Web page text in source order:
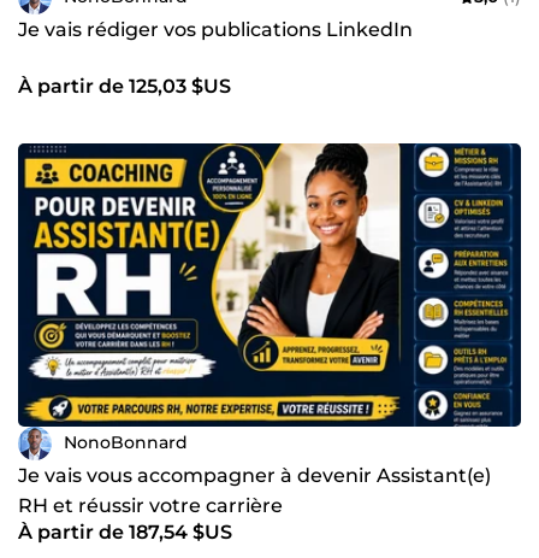
Je vais rédiger vos publications LinkedIn
À partir de 125,03 $US
NonoBonnard
Je vais vous accompagner à devenir Assistant(e)
RH et réussir votre carrière
À partir de 187,54 $US